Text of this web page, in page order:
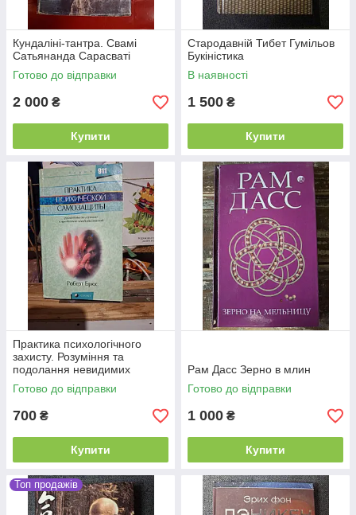
Кундаліні-тантра. Свамі
Сатьянанда Сарасваті
Готово до відправки
2 000 ₴
Купити
Стародавній Тибет Гумільов
Букіністика
В наявності
1 500 ₴
Купити
Практика психологічного
захисту. Розуміння та
подолання невидимих ​​
впливів Роберт Брюс
Готово до відправки
700 ₴
Купити
Рам Дасс Зерно в млин
Готово до відправки
1 000 ₴
Купити
Топ продажів